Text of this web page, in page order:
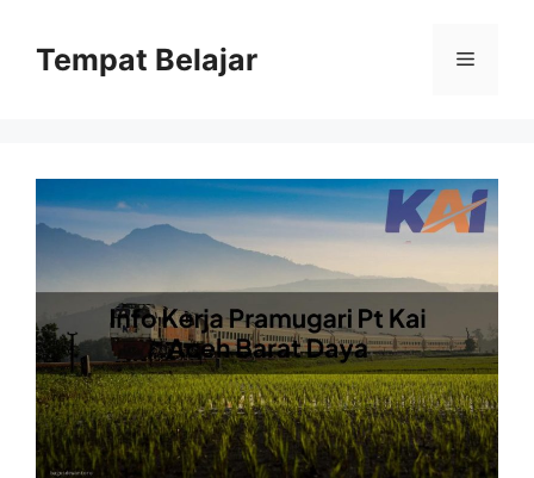
contentTempat Belajar Menu